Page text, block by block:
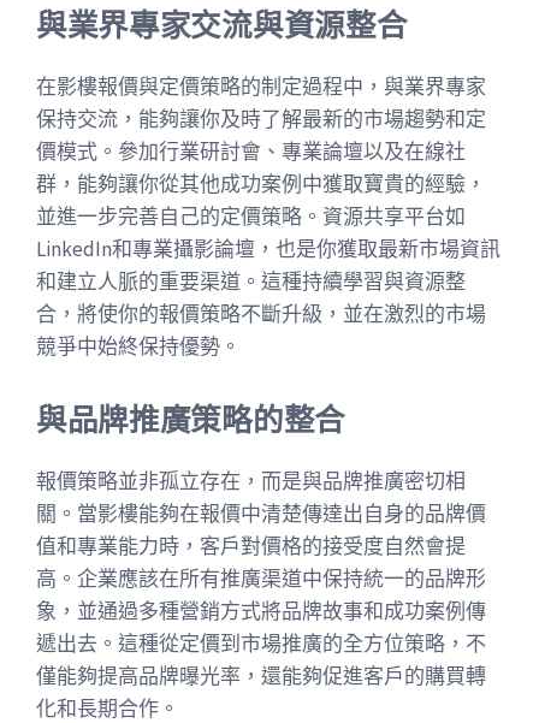
與業界專家交流與資源整合
在影樓報價與定價策略的制定過程中，與業界專家
保持交流，能夠讓你及時了解最新的市場趨勢和定
價模式。參加行業研討會、專業論壇以及在線社
群，能夠讓你從其他成功案例中獲取寶貴的經驗，
並進一步完善自己的定價策略。資源共享平台如
LinkedIn和專業攝影論壇，也是你獲取最新市場資訊
和建立人脈的重要渠道。這種持續學習與資源整
合，將使你的報價策略不斷升級，並在激烈的市場
競爭中始終保持優勢。
與品牌推廣策略的整合
報價策略並非孤立存在，而是與品牌推廣密切相
關。當影樓能夠在報價中清楚傳達出自身的品牌價
值和專業能力時，客戶對價格的接受度自然會提
高。企業應該在所有推廣渠道中保持統一的品牌形
象，並通過多種營銷方式將品牌故事和成功案例傳
遞出去。這種從定價到市場推廣的全方位策略，不
僅能夠提高品牌曝光率，還能夠促進客戶的購買轉
化和長期合作。